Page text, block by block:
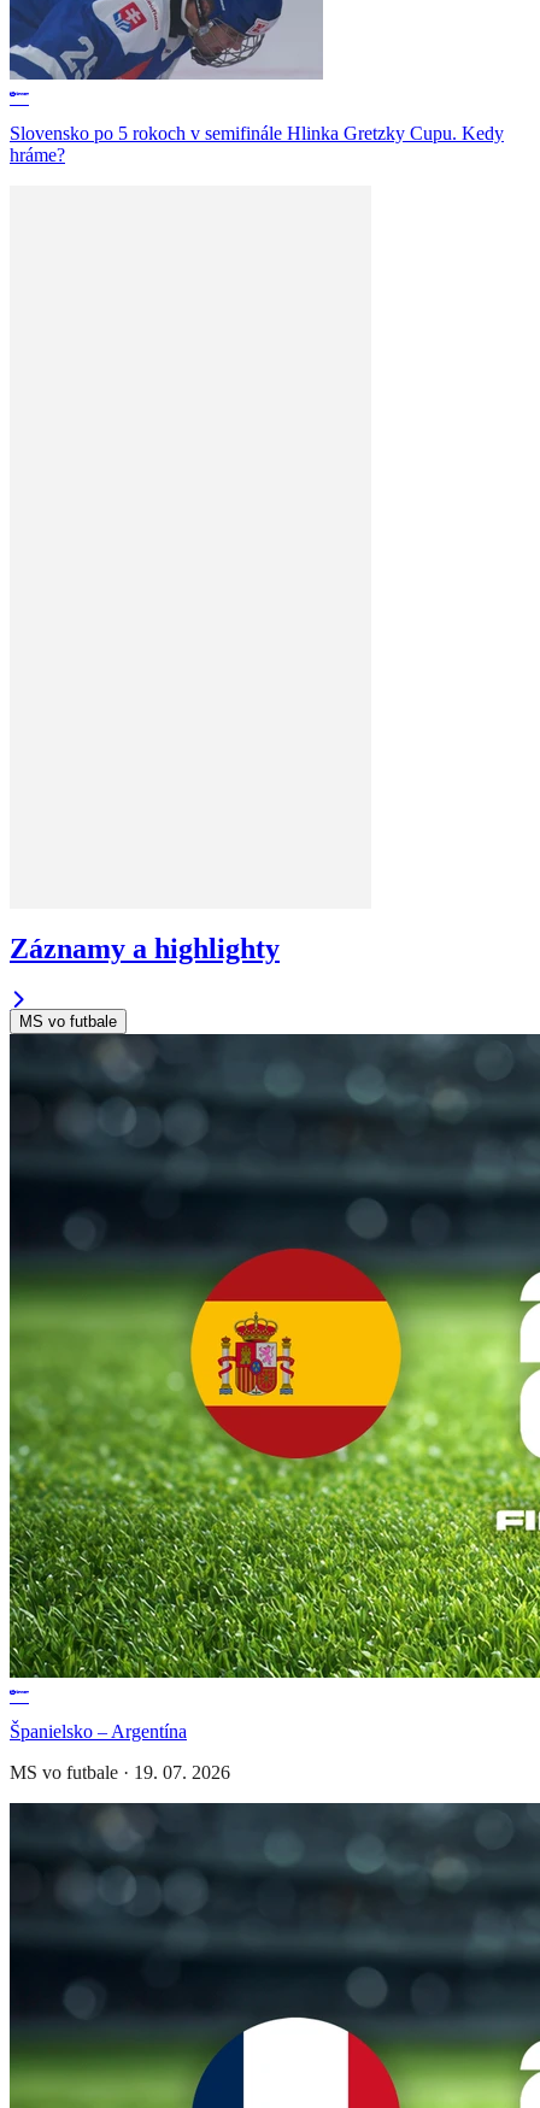
Slovensko po 5 rokoch v semifinále Hlinka Gretzky Cupu. Kedy
hráme?
Záznamy a highlighty
MS vo futbale
Španielsko – Argentína
MS vo futbale · 19. 07. 2026